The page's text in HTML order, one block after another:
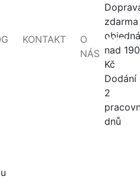
KONTAKT
O
NÁS nad
Kč
Dodání
2
dnů
-20%
-56%